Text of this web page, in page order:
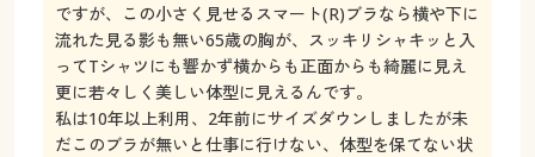
ですが、この小さく見せるスマート(R)ブラなら横や下に
流れた見る影も無い65歳の胸が、スッキリシャキッと入
ってTシャツにも響かず横からも正面からも綺麗に見え
更に若々しく美しい体型に見えるんです。
私は10年以上利用、2年前にサイズダウンしましたが未
だこのブラが無いと仕事に行けない、体型を保てない状